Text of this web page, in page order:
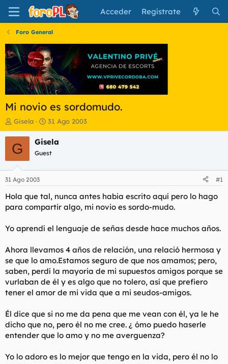
Acceder Regístrate
Foro General
Mi novio es sordomudo.
I
n
i
c
a
d
o
r
e
t
m
a
Gisela
F
e
c
a
i
n
c
o
31 Ago 2003
G Gisela
Guest
31 Ago 2003 #1
Hola que tal, nunca antes habia escrito aquí pero lo hago
para compartir algo, mi novio es sordo-mudo.
Yo aprendí el lenguaje de señas desde hace muchos años.
Ahora llevamos 4 años de relación, una relació hermosa y
se que lo amo.Estamos seguro de que nos amamos; pero,
saben, perdí la mayoria de mi supuestos amigos porque se
vurlaban de él y es algo que no tolero, así que prefiero
tener el amor de mi vida que a mi seudos-amigos.
Él dice que si no me da pena que me vean con él, ya le he
dicho que no, pero él no me cree. ¿ ómo puedo haserle
entender que lo amo y no me averguenza?
Yo lo adoro es lo mejor que tengo en la vida, pero él no lo